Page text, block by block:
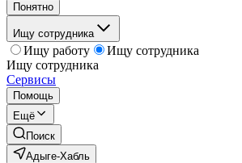
Понятно
Ищу сотрудника
Ищу работу
Ищу сотрудника
Ищу сотрудника
Сервисы
Помощь
Ещё
Поиск
Адыге-Хабль